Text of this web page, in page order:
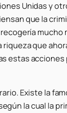
Unidas y
que la
mucho
que
estas acciones
Existe la
la cual la